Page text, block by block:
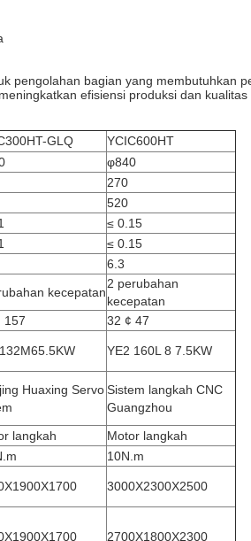
pengolahan bagian yang membutuhkan
efisiensi produksi dan kualitas
GLQ
YCIC600HT
φ840
270
520
≤ 0.15
≤ 0.15
6.3
kecepatan
2 perubahan
kecepatan
157 32 ¢ 47
YE2 160L 8 7.5KW
Huaxing ServoSistem langkah CNC
Guangzhou
langkah
Motor langkah
10N.m
3000X2300X2500
2700X1800X2300